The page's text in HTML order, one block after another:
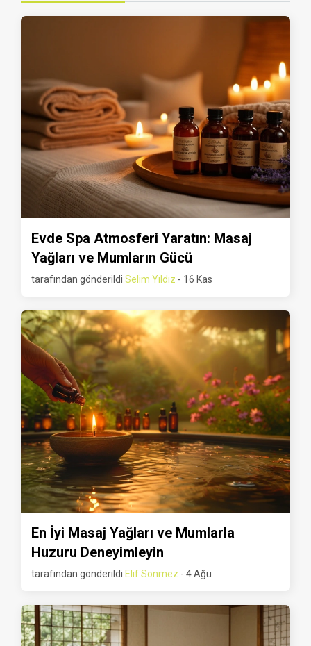
Evde Spa Atmosferi Yaratın: Masaj
Yağları ve Mumların Gücü
tarafından gönderildi Selim Yıldız - 16 Kas
En İyi Masaj Yağları ve Mumlarla
Huzuru Deneyimleyin
tarafından gönderildi Elif Sönmez - 4 Ağu